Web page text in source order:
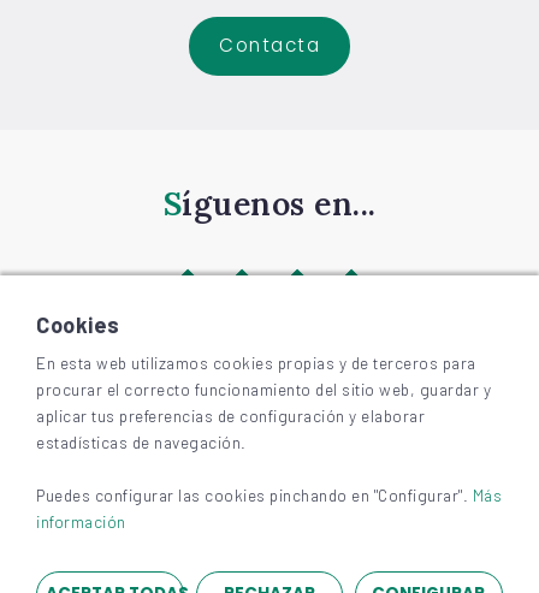
Contacta
Síguenos en...
©2026 BIZKAIAGARA
Accesibilidad
Aviso legal y privacidad
Cookies
En esta web utilizamos cookies propias y de terceros para
procurar el correcto funcionamiento del sitio web, guardar y
aplicar tus preferencias de configuración y elaborar
estadísticas de navegación.
Puedes configurar las cookies pinchando en "Configurar". Más
información